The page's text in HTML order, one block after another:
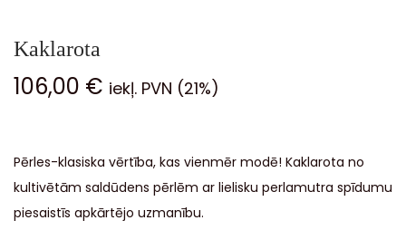
Kaklarota
106,00 € iekļ. PVN (21%)
Pērles-klasiska vērtība, kas vienmēr modē! Kaklarota no
kultivētām saldūdens pērlēm ar lielisku perlamutra spīdumu
piesaistīs apkārtējo uzmanību.